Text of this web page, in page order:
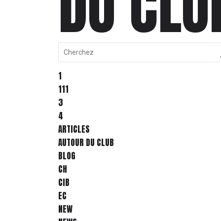
1
111
3
4
ARTICLES
AUTOUR DU CLUB
BLOG
CH
CIB
EC
NEW